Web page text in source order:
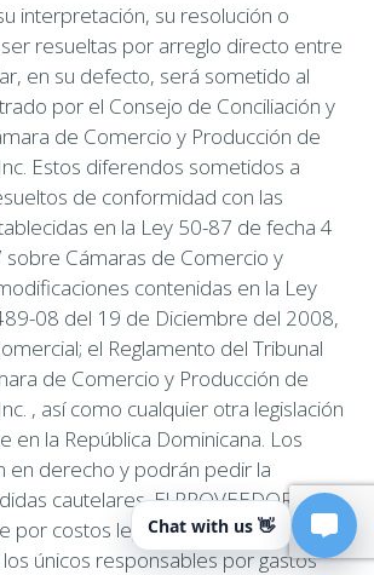
interpretación, su resolución o
resueltas por arreglo directo entre
en su defecto, será sometido al
por el Consejo de Conciliación y
de Comercio y Producción de
Estos diferendos sometidos a
de conformidad con las
en la Ley 50-87 de fecha 4
Cámaras de Comercio y
contenidas en la Ley
08 del 19 de Diciembre del 2008,
el Reglamento del Tribunal
de Comercio y Producción de
, así como cualquier otra legislación
en la República Dominicana. Los
en derecho y podrán pedir la
cautelares. El PROVEEDOR no se
por costos legales, por lo que el titular
únicos responsables por gastos
Chat with us 👋